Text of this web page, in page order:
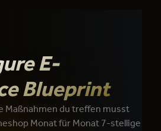
E-
Blueprint
Maßnahmen du treffen musst
Monat für Monat 7-stellige